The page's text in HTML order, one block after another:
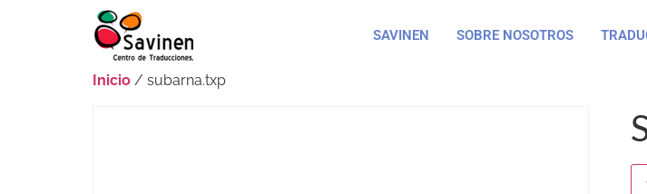
SAVINEN SOBRE NOSOTROS
Inicio / subarna.txp